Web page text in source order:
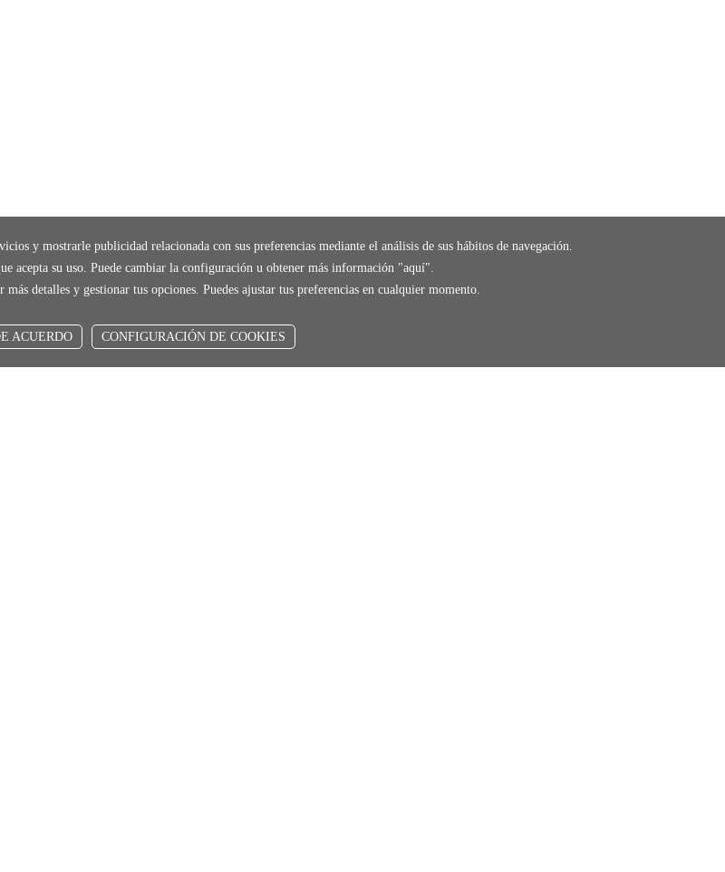
y mostrarle publicidad relacionada con sus preferencias mediante el análisis de sus hábitos de navegación.
acepta su uso. Puede cambiar la configuración u obtener más información "aquí".
más detalles y gestionar tus opciones. Puedes ajustar tus preferencias en cualquier momento.
ACUERDO
CONFIGURACIÓN DE COOKIES